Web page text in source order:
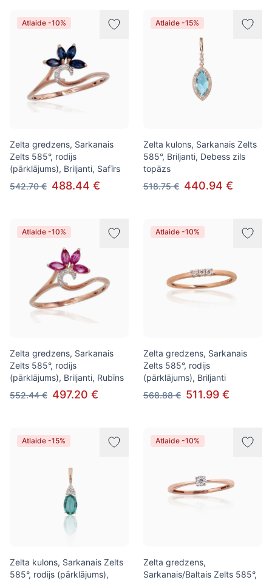
Atlaide -10%
Zelta gredzens, Sarkanais
Zelts 585°, rodijs
(pārklājums), Briljanti, Safīrs
542.70 € 488.44 €
Atlaide -15%
Zelta kulons, Sarkanais Zelts
585°, Briljanti, Debess zils
topāzs
518.75 € 440.94 €
Atlaide -10%
Zelta gredzens, Sarkanais
Zelts 585°, rodijs
(pārklājums), Briljanti, Rubīns
552.44 € 497.20 €
Atlaide -10%
Zelta gredzens, Sarkanais
Zelts 585°, rodijs
(pārklājums), Briljanti
568.88 € 511.99 €
Atlaide -15%
Zelta kulons, Sarkanais Zelts
585°, rodijs (pārklājums),
Atlaide -10%
Zelta gredzens,
Sarkanais/Baltais Zelts 585°,